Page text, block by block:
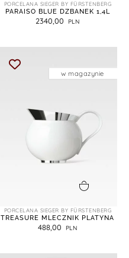
PORCELANA SIEGER BY FÜRSTENBERG
PARAISO BLUE DZBANEK 1,4L
2340,00
PORCELANA SIEGER BY FÜRSTENBERG
TREASURE MLECZNIK PLATYNA
488,00
w magazynie